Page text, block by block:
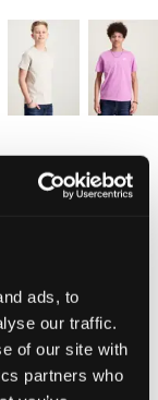
ads, to
our traffic.
of our site with
partners who
Te groot